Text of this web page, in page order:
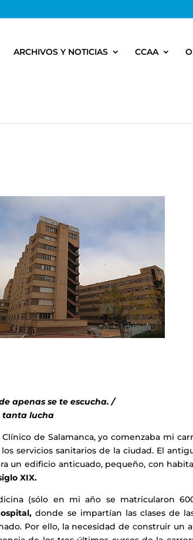
ARCHIVOS Y NOTICIAS CCAA
apenas se te escucha. /
tanta lucha
de Salamanca, yo comenzaba mi
servicios sanitarios de la ciudad. El
un edificio anticuado, pequeño, con
XIX.
(sólo en mi año se matricularon
donde se impartían las clases de
Por ello, la necesidad de construir un